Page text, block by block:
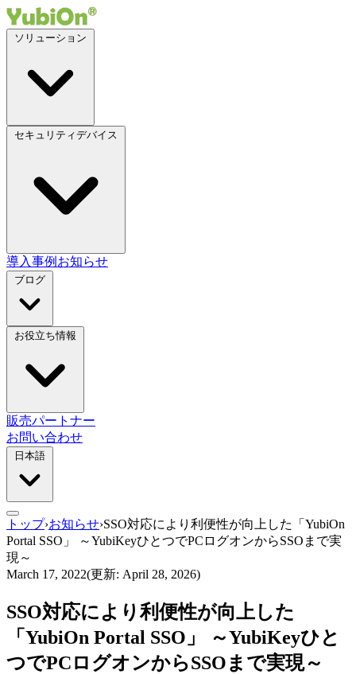
導入事例 お知らせ
販売パートナー
お問い合わせ
トップ›お知らせ›SSO対応により利便性が向上した「YubiOn
Portal SSO」 ～YubiKeyひとつでPCログオンからSSOまで実
現～
March 17, 2022(更新: April 28, 2026)
SSO対応により利便性が向上した
「YubiOn Portal SSO」 ～YubiKeyひと
つでPCログオンからSSOまで実現～